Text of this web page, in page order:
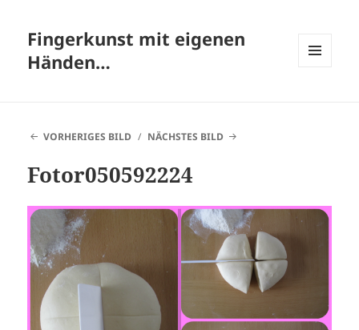
Fingerkunst mit eigenen
Händen…
VORHERIGES BILD NÄCHSTES BILD
Fotor050592224